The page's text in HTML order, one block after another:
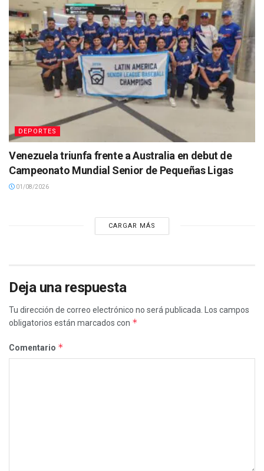
DEPORTES
Venezuela triunfa frente a Australia en debut de
Campeonato Mundial Senior de Pequeñas Ligas
01/08/2026
CARGAR MÁS
Deja una respuesta
Tu dirección de correo electrónico no será publicada.
Los campos
obligatorios están marcados con *
Comentario *